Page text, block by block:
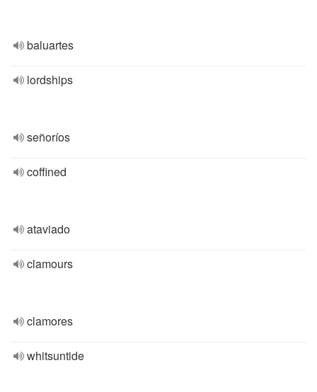
baluartes
lordships
señoríos
coffined
ataviado
clamours
clamores
whitsuntide